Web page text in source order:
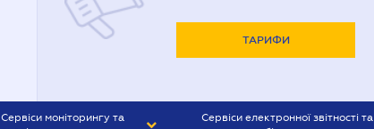
ТАРИФИ
Сервіси моніторингу та
Сервіси електронної звітності та